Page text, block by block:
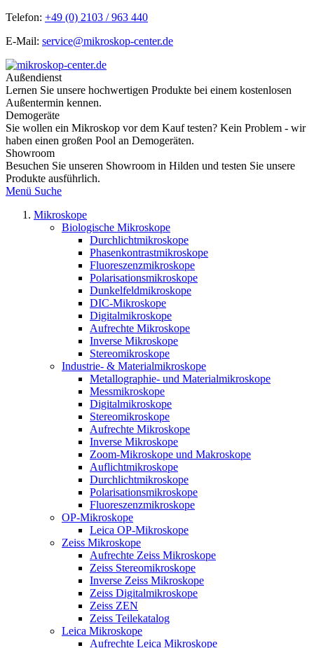
Telefon: +49 (0) 2103 / 963 440
E-Mail: service@mikroskop-center.de
Außendienst
Lernen Sie unsere hochwertigen Produkte bei einem kostenlosen
Außentermin kennen.
Demogeräte
Sie wollen ein Mikroskop vor dem Kauf testen? Kein Problem - wir
haben einen großen Pool an Demogeräten.
Showroom
Besuchen Sie unseren Showroom in Hilden und testen Sie unsere
Produkte ausführlich.
Menü Suche
Mikroskope
Biologische Mikroskope
Durchlichtmikroskope
Phasenkontrastmikroskope
Fluoreszenzmikroskope
Polarisationsmikroskope
Dunkelfeldmikroskope
DIC-Mikroskope
Digitalmikroskope
Aufrechte Mikroskope
Inverse Mikroskope
Stereomikroskope
Industrie- & Materialmikroskope
Metallographie- und Materialmikroskope
Messmikroskope
Digitalmikroskope
Stereomikroskope
Aufrechte Mikroskope
Inverse Mikroskope
Zoom-Mikroskope und Makroskope
Auflichtmikroskope
Durchlichtmikroskope
Polarisationsmikroskope
Fluoreszenzmikroskope
OP-Mikroskope
Leica OP-Mikroskope
Zeiss Mikroskope
Aufrechte Zeiss Mikroskope
Zeiss Stereomikroskope
Inverse Zeiss Mikroskope
Zeiss Digitalmikroskope
Zeiss ZEN
Zeiss Teilekatalog
Leica Mikroskope
Aufrechte Leica Mikroskope